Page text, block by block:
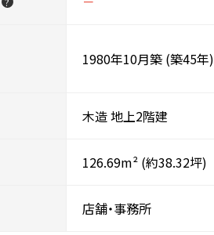
1980年10月築 (築45年)
木造地上2階建
126.69m² (約38.32坪)
店舗・事務所